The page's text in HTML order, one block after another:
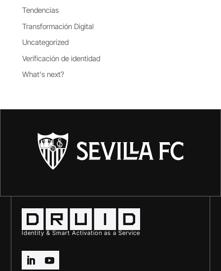
Tendencias
Transformación Digital
Uncategorized
Verificación de identidad
What's next?
Identity & Smart Activation as a Service